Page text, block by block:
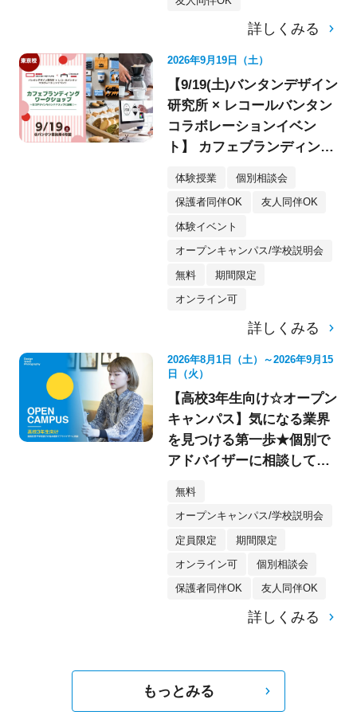
詳しくみる
2026年9月19日（土）
【9/19(土)バンタンデザイン
研究所 × レコールバンタン
コラボレーションイベン
ト】 カフェブランディング
ン・イラスト〉
体験授業 個別相談会
保護者同伴OK 友人同伴OK
体験イベント
オープンキャンパス/学校説明会
無料 期間限定
オンライン可
詳しくみる
2026年8月1日（土）～2026年9月15
日（火）
【高校3年生向け☆オープン
キャンパス】気になる業界
を見つける第一歩★個別で
アドバイザーに相談してみ
無料
オープンキャンパス/学校説明会
定員限定 期間限定
オンライン可 個別相談会
保護者同伴OK 友人同伴OK
詳しくみる
もっとみる